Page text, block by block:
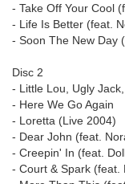
- Take Off Your Cool
- Life Is Better (feat.
- Soon The New Day
Disc 2
- Little Lou, Ugly
- Here We Go Again
- Loretta (Live 2004)
- Dear John (feat.
- Creepin' In (feat.
- Court & Spark (feat.